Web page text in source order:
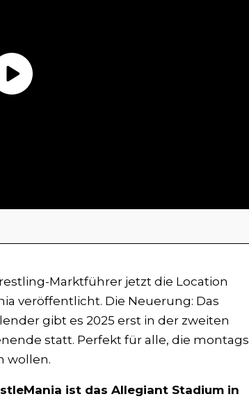
Marktführer jetzt die Location
veröffentlicht. Die Neuerung: Das
gibt es 2025 erst in der zweiten
statt. Perfekt für alle, die montags
wollen.
ist das Allegiant Stadium in